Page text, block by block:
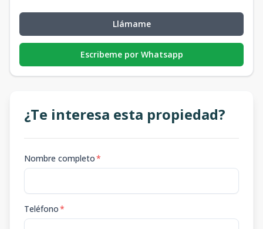
Llámame
Escribeme por Whatsapp
¿Te interesa esta propiedad?
Nombre completo*
Teléfono*